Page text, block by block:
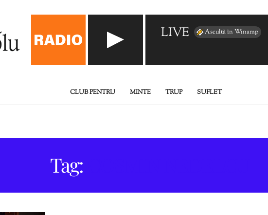
LIVE Ascultă în Winamp
CLUB PENTRU MINTE TRUP SUFLET
Tag: